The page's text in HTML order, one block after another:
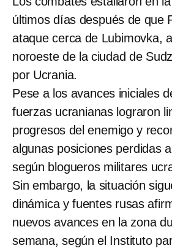
últimos días después de que
ataque cerca de Lubimovka,
noroeste de la ciudad de
por Ucrania.
Pese a los avances iniciales
fuerzas ucranianas lograron
progresos del enemigo y
algunas posiciones perdidas
según blogueros militares
Sin embargo, la situación
dinámica y fuentes rusas
nuevos avances en la zona
semana, según el Instituto